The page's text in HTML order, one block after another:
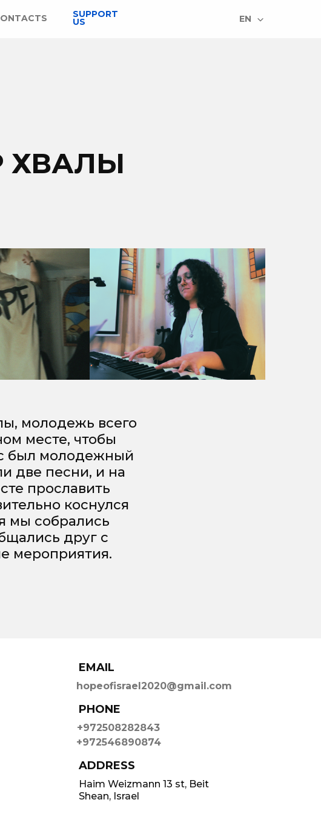
SUPPORT
US EN
ХВАЛЫ
молодежь всего
месте, чтобы
был молодежный
две песни, и на
прославить
коснулся
мы собрались
друг с
мероприятия.
ADDRESS
Haim Weizmann 13 st, Beit
Shean, Israel
EMAIL
PHONE
hopeofisrael2020@gmail.com
+972508282843
+972546890874